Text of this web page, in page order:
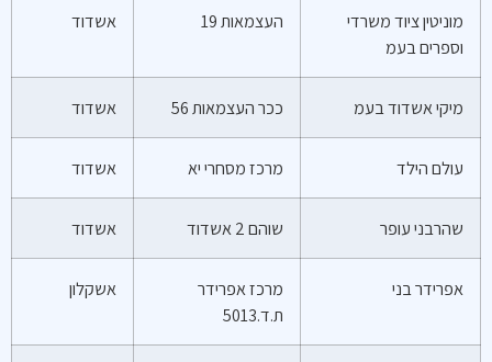
מוניטין ציוד משרדי
וספרים בעמ
העצמאות 19 אשדוד
מיקי אשדוד בעמ ככר העצמאות 56 אשדוד
עולם הילד מרכז מסחרי יא אשדוד
שהרבני עופר שוהם 2 אשדוד אשדוד
אפרידר בני
מרכז אפרידר
ת.ד.5013
אשקלון